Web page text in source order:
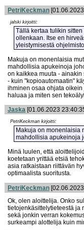
PetriKeckman
jalski kirjoitti:
Tällä kertaa tulikin
ollenkaan. Itse en
yleistymisestä
Makuja on monenlaisia
mahdollisia apukeinoja
on kaikkea muuta -
- kuin "kopioautomaatin"
ihminen osaa ohjata
haluaa ja miten sen
Jaska [01.06.2023
PetriKeckman kirjoitti:
Makuja on monenlaisia
mahdollisia apukeinoja
Minä luulen, että
koetetaan yrittää etsiä
asia ratkaistaan riittävän
optimaalista suoritusta.
PetriKeckman
Ok, olen aloittelija. Onko
tietojenkäsittelytieteestä ja
sekä jonkin verran
surkeampi alottelija kuin